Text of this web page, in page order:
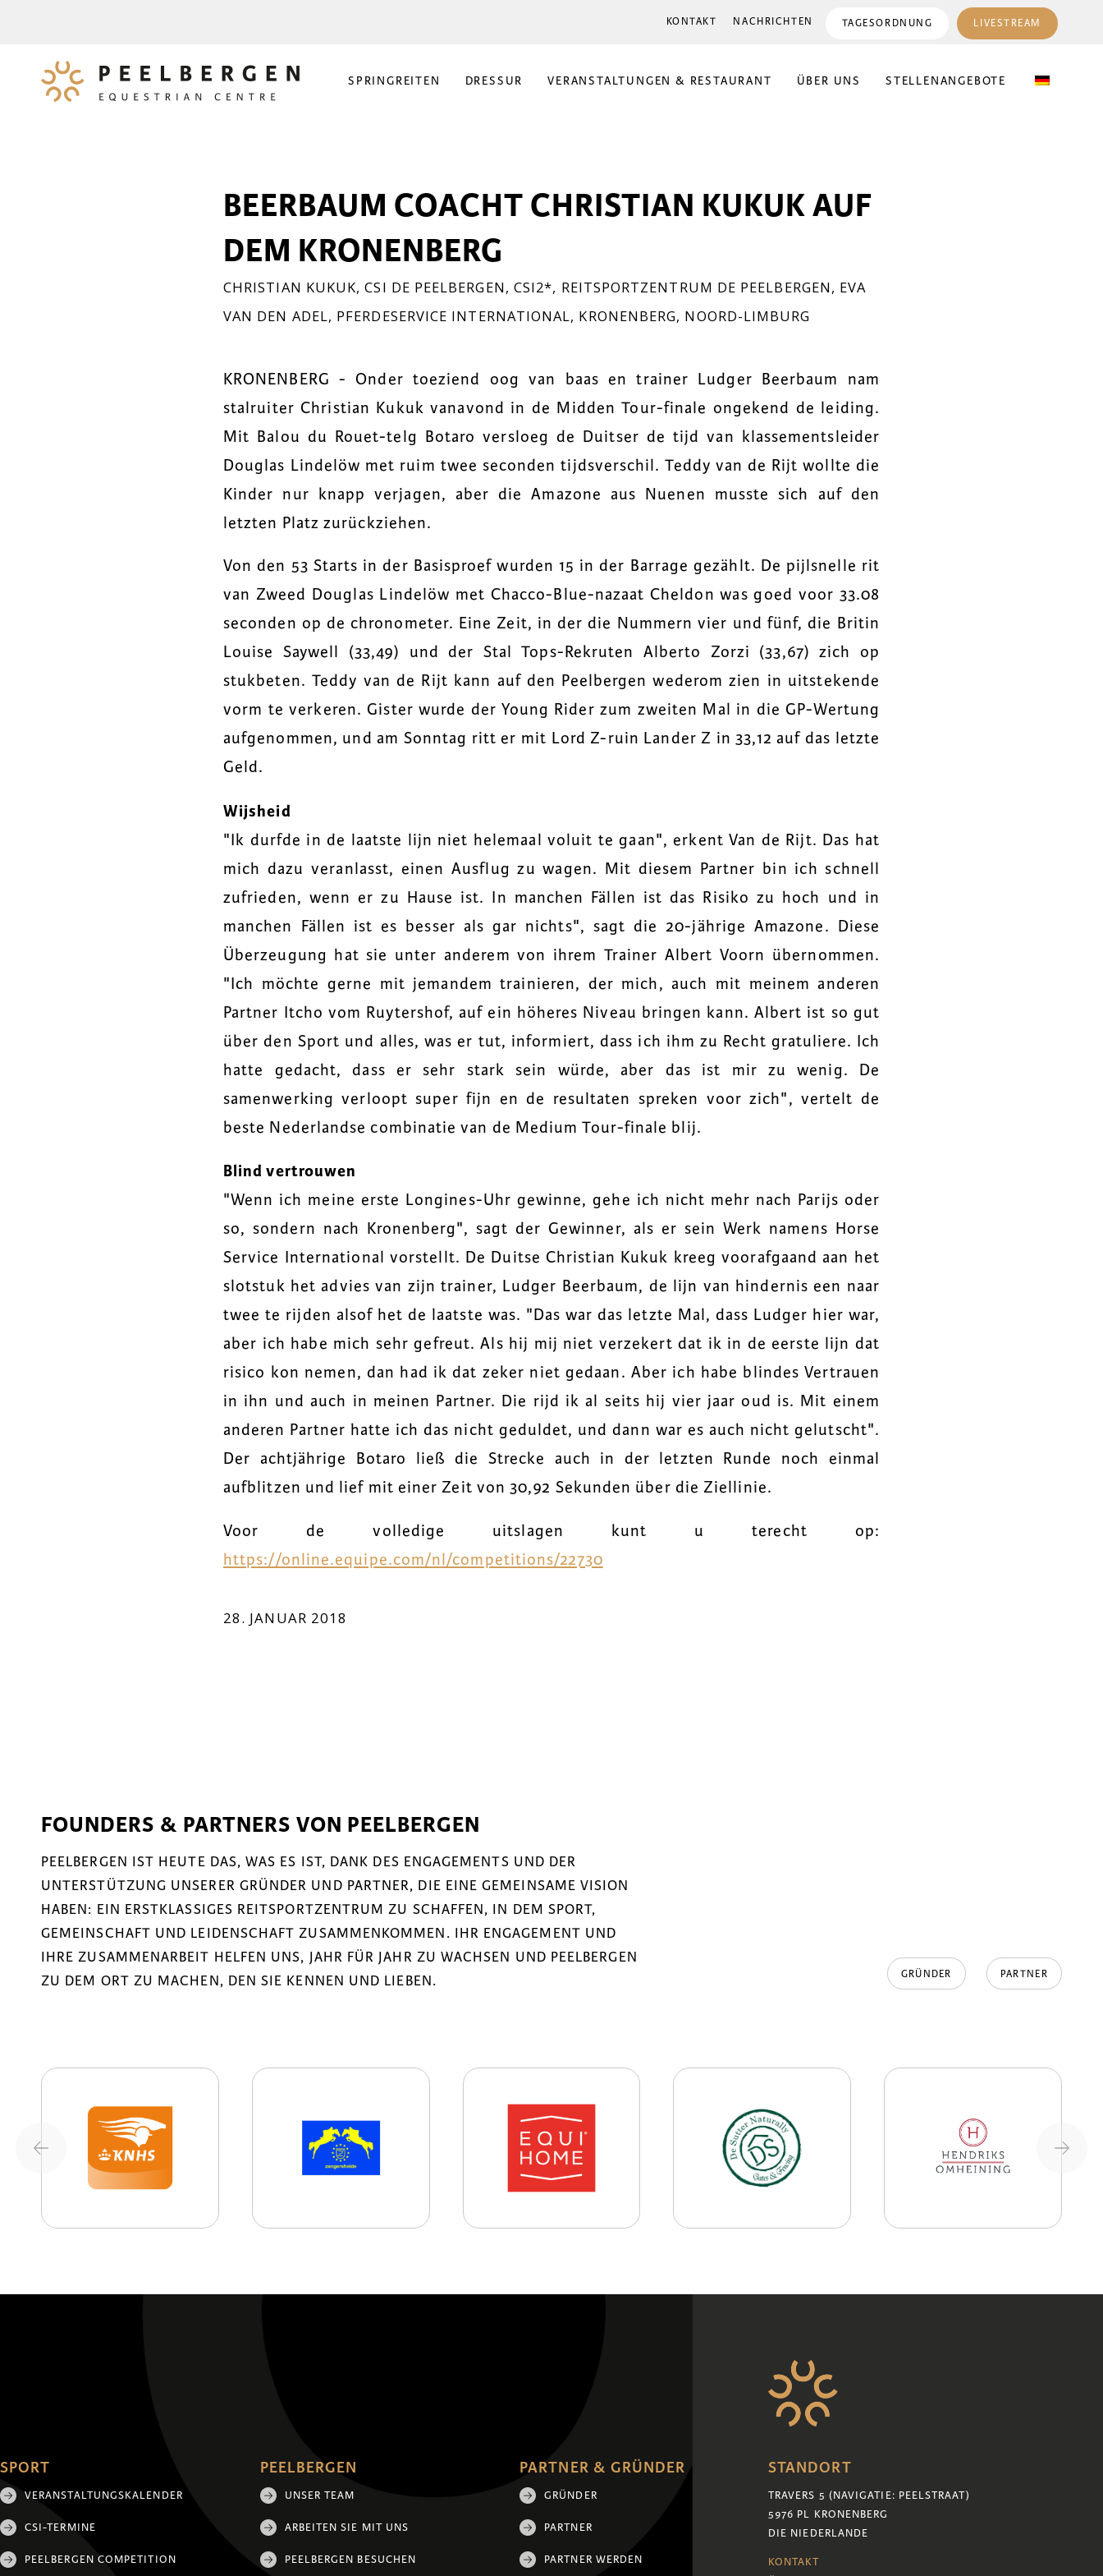
KONTAKT NACHRICHTEN TAGESORDNUNG LIVESTREAM
SPRINGREITEN DRESSUR VERANSTALTUNGEN & RESTAURANT ÜBER UNS STELLENANGEBOTE
BEERBAUM COACHT CHRISTIAN KUKUK AUF
DEM KRONENBERG
CHRISTIAN KUKUK,CSI DE PEELBERGEN, CSI2*, REITSPORTZENTRUM DE PEELBERGEN, EVA
VAN DEN ADEL, PFERDESERVICE INTERNATIONAL, KRONENBERG, NOORD-LIMBURG
KRONENBERG - Onder toeziend oog van baas en trainer Ludger Beerbaum nam
stalruiter Christian Kukuk vanavond in de Midden Tour-finale ongekend de leiding.
Mit Balou du Rouet-telg Botaro versloeg de Duitser de tijd van klassementsleider
Douglas Lindelöw met ruim twee seconden tijdsverschil. Teddy van de Rijt wollte die
Kinder nur knapp verjagen, aber die Amazone aus Nuenen musste sich auf den
letzten Platz zurückziehen.
Von den 53 Starts in der Basisproef wurden 15 in der Barrage gezählt. De pijlsnelle rit
van Zweed Douglas Lindelöw met Chacco-Blue-nazaat Cheldon was goed voor 33.08
seconden op de chronometer. Eine Zeit, in der die Nummern vier und fünf, die Britin
Louise Saywell (33,49) und der Stal Tops-Rekruten Alberto Zorzi (33,67) zich op
stukbeten. Teddy van de Rijt kann auf den Peelbergen wederom zien in uitstekende
vorm te verkeren. Gister wurde der Young Rider zum zweiten Mal in die GP-Wertung
aufgenommen, und am Sonntag ritt er mit Lord Z-ruin Lander Z in 33,12 auf das letzte
Geld.
Wijsheid
"Ik durfde in de laatste lijn niet helemaal voluit te gaan", erkent Van de Rijt. Das hat
mich dazu veranlasst, einen Ausflug zu wagen. Mit diesem Partner bin ich schnell
zufrieden, wenn er zu Hause ist. In manchen Fällen ist das Risiko zu hoch und in
manchen Fällen ist es besser als gar nichts", sagt die 20-jährige Amazone. Diese
Überzeugung hat sie unter anderem von ihrem Trainer Albert Voorn übernommen.
"Ich möchte gerne mit jemandem trainieren, der mich, auch mit meinem anderen
Partner Itcho vom Ruytershof, auf ein höheres Niveau bringen kann. Albert ist so gut
über den Sport und alles, was er tut, informiert, dass ich ihm zu Recht gratuliere. Ich
hatte gedacht, dass er sehr stark sein würde, aber das ist mir zu wenig. De
samenwerking verloopt super fijn en de resultaten spreken voor zich", vertelt de
beste Nederlandse combinatie van de Medium Tour-finale blij.
Blind vertrouwen
"Wenn ich meine erste Longines-Uhr gewinne, gehe ich nicht mehr nach Parijs oder
so, sondern nach Kronenberg", sagt der Gewinner, als er sein Werk namens Horse
Service International vorstellt. De Duitse Christian Kukuk kreeg voorafgaand aan het
slotstuk het advies van zijn trainer, Ludger Beerbaum, de lijn van hindernis een naar
twee te rijden alsof het de laatste was. "Das war das letzte Mal, dass Ludger hier war,
aber ich habe mich sehr gefreut. Als hij mij niet verzekert dat ik in de eerste lijn dat
risico kon nemen, dan had ik dat zeker niet gedaan. Aber ich habe blindes Vertrauen
in ihn und auch in meinen Partner. Die rijd ik al seits hij vier jaar oud is. Mit einem
anderen Partner hatte ich das nicht geduldet, und dann war es auch nicht gelutscht".
Der achtjährige Botaro ließ die Strecke auch in der letzten Runde noch einmal
aufblitzen und lief mit einer Zeit von 30,92 Sekunden über die Ziellinie.
Voor de volledige uitslagen kunt u terecht op:
https://online.equipe.com/nl/competitions/22730
28. JANUAR 2018
FOUNDERS & PARTNERS VON PEELBERGEN
PEELBERGEN IST HEUTE DAS, WAS ES IST, DANK DES ENGAGEMENTS UND DER
UNTERSTÜTZUNG UNSERER GRÜNDER UND PARTNER, DIE EINE GEMEINSAME VISION
HABEN: EIN ERSTKLASSIGES REITSPORTZENTRUM ZU SCHAFFEN, IN DEM SPORT,
GEMEINSCHAFT UND LEIDENSCHAFT ZUSAMMENKOMMEN. IHR ENGAGEMENT UND
IHRE ZUSAMMENARBEIT HELFEN UNS, JAHR FÜR JAHR ZU WACHSEN UND PEELBERGEN
ZU DEM ORT ZU MACHEN, DEN SIE KENNEN UND LIEBEN.
GRÜNDER PARTNER
SPORT
VERANSTALTUNGSKALENDER
CSI-TERMINE
PEELBERGEN COMPETITION
PEELBERGEN
UNSER TEAM
ARBEITEN SIE MIT UNS
PEELBERGEN BESUCHEN
PARTNER & GRÜNDER
GRÜNDER
PARTNER
PARTNER WERDEN
STANDORT
TRAVERS 5 (NAVIGATIE: PEELSTRAAT)
5976 PL KRONENBERG
DIE NIEDERLANDE
KONTAKT